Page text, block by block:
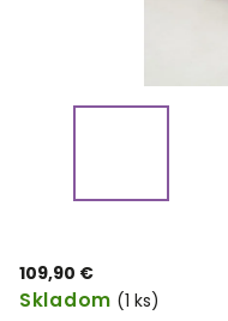
109,90 €
Skladom (1 ks)